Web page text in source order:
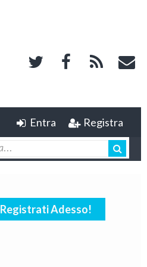
Entra Registra
Registrati Adesso!